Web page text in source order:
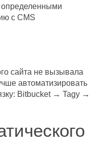
определенными
с CMS
сайта не вызывала
автоматизировать
Bitbucket → Tagy →